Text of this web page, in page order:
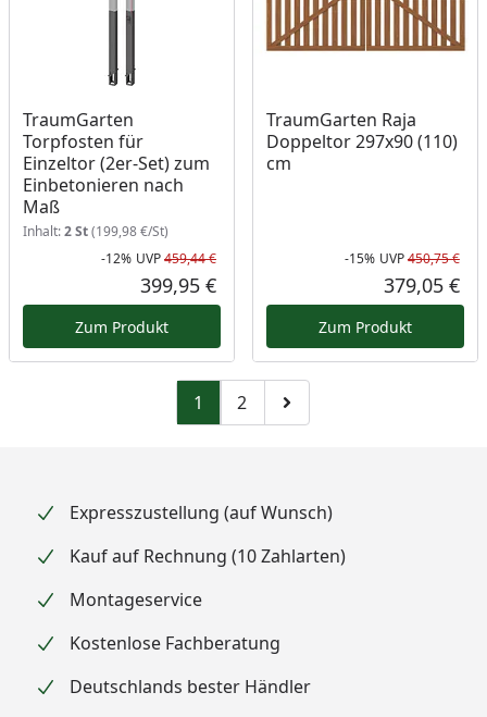
TraumGarten
Torpfosten für
Einzeltor (2er-Set) zum
Einbetonieren nach
Maß
Inhalt:2 St(199,98 €/St)
Rabatt in Prozent
-12%
Ursprünglicher Preis
UVP459,44 €
Aktueller Preis
399,95 €
Zum Produkt
TraumGarten Raja
Doppeltor 297x90 (110)
cm
-15% UVP450,75 €
379,05 €
Zum Produkt
1 Zu Seite 2
2 Zur nächsten Seite
Expresszustellung (auf Wunsch)
Kauf auf Rechnung (10 Zahlarten)
Montageservice
Kostenlose Fachberatung
Deutschlands bester Händler